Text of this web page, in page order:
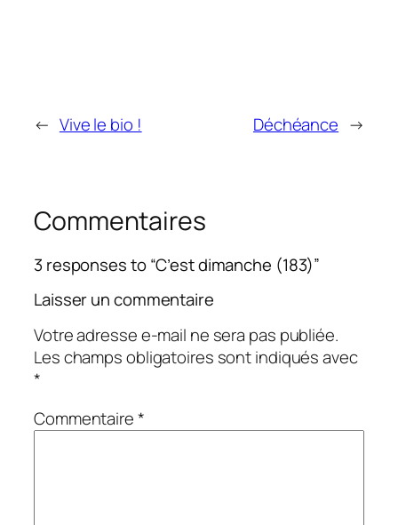
← Vive le bio ! Déchéance →
Commentaires
3 responses to “C’est dimanche (183)”
Laisser un commentaire
Votre adresse e-mail ne sera pas publiée.
Les champs obligatoires sont indiqués avec
*
Commentaire*